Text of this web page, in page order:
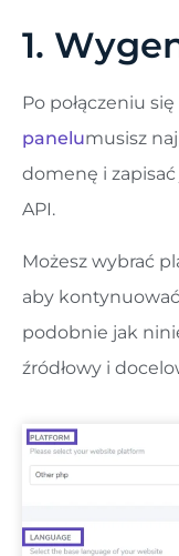
1.
Po połączeniu
panelumusisz
domenę i
API.
Możesz wybrać
aby
podobnie jak
źródłowy i